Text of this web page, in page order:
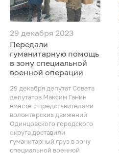
29 декабря 2023
Передали
гуманитарную помощь
в зону специальной
военной операции
29 декабря депутат Совета
депутатов Максим Ганин
вместе с представителями
волонтерских движений
Одинцовского городского
округа доставили
гуманитарный груз в зону
специальной военной